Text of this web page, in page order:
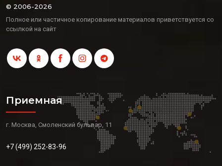
© 2006-2026
Полное или частичное копирование материалов приветствуется со
ссылкой на сайт
Приемная
г. Москва, Смоленский бульвар, 11
+7 (499) 252-83-96